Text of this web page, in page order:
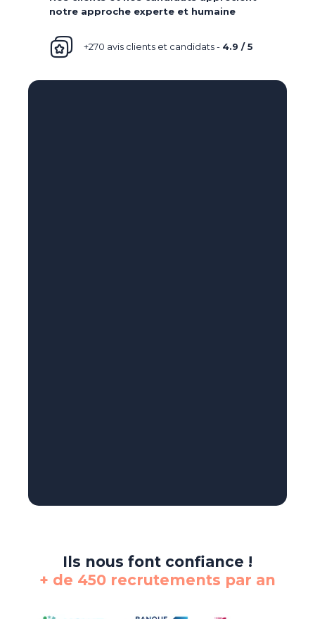
notre approche experte et humaine
+270 avis clients et candidats - 4.9 / 5
Ils nous font confiance !
+ de 450 recrutements par an